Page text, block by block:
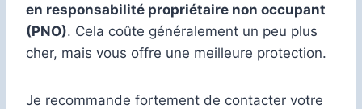
en responsabilité propriétaire non occupant
(PNO). Cela coûte généralement un peu plus
cher, mais vous offre une meilleure protection.
Je recommande fortement de contacter votre